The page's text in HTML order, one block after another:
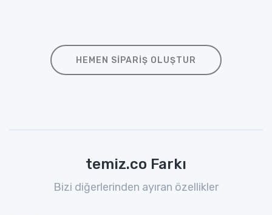
HEMEN SIPARIŞ OLUŞTUR
temiz.co Farkı
Bizi diğerlerinden ayıran özellikler